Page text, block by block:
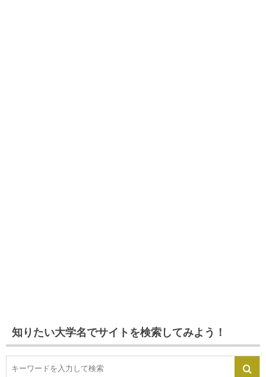
知りたい大学名でサイトを検索してみよう！